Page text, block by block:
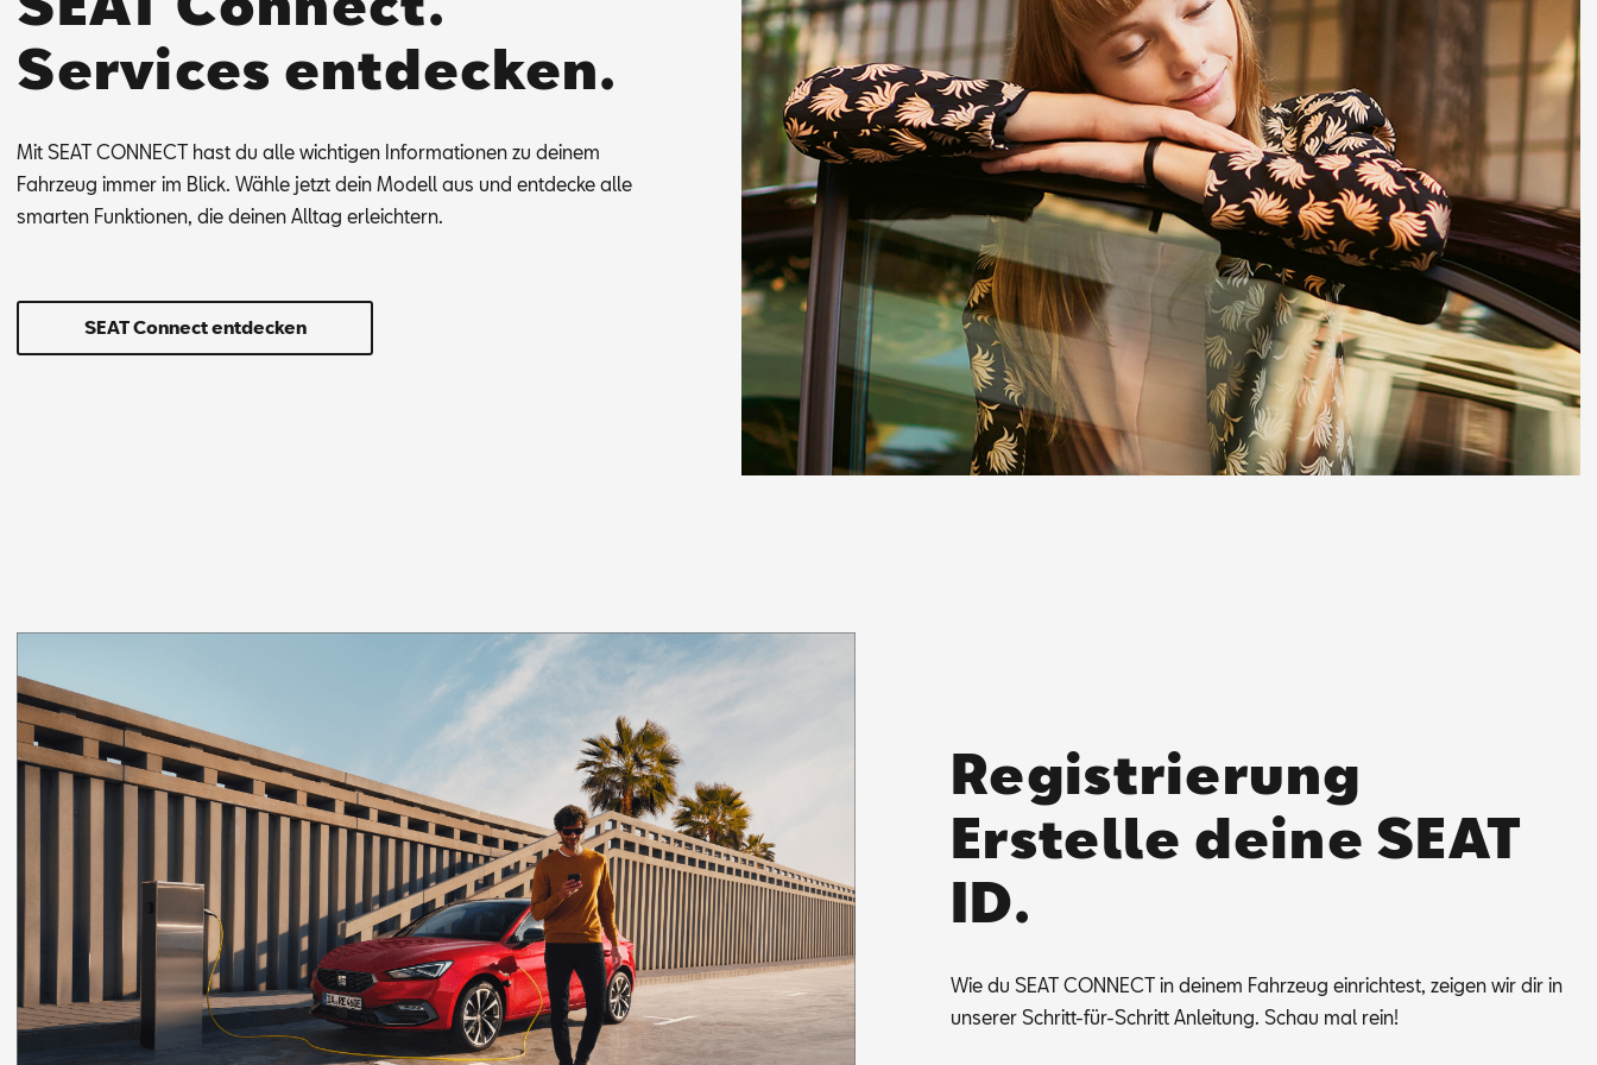
Services entdecken.
Mit SEAT CON­NECT hast du alle wich­ti­gen In­for­ma­tio­nen zu dei­nem
Fahr­zeug im­mer im Blick. Wäh­le jetzt dein Mo­dell aus und ent­de­cke alle
smar­ten Funk­tio­nen, die dei­nen All­tag er­leich­tern.
SEAT Connect entdecken
Registrierung
Erstelle deine SEAT
ID.
Wie du SEAT CON­NEC­T in dei­nem Fahr­zeug ein­rich­test, zei­gen wir dir in
un­se­rer Schritt-für-Schritt An­lei­tung. Schau mal rein!